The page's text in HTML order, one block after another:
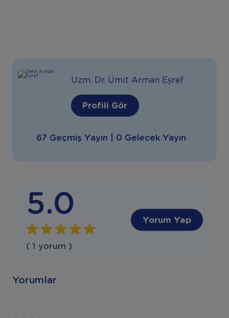
Uzm. Dr. Ümit Arman Eşref
Profili Gör
67 Geçmiş Yayın | 0 Gelecek Yayın
5.0
( 1 yorum )
Yorum Yap
Yorumlar